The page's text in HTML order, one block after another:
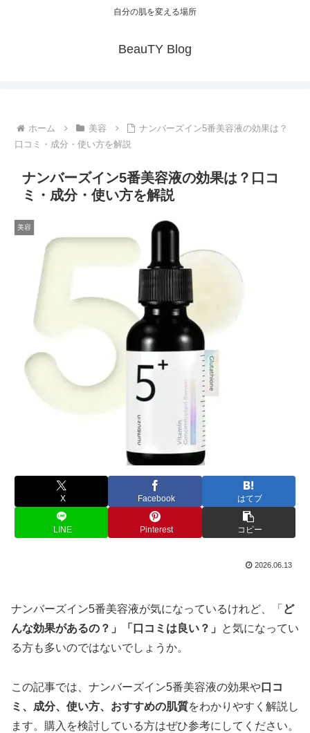
自分の肌を変える場所
BeauTY Blog
ホーム 美容
ナンバーズイン5番美容液の効果は？
口コミ・成分・使い方を解説
ナンバーズイン5番美容液の効果は？口コ
ミ・成分・使い方を解説
美容
X Facebook はてブ
LINE Pinterest コピー
2026.06.13
ナンバーズイン5番美容液が気になっているけれど、「 ど
んな効果があるの？」「口コミは良い？」
と気になってい
る方も多いのではないでしょうか。
この記事では、ナンバーズイン5番美容液の効果や口コ
ミ、成分、使い方、おすすめの肌質をわかりやすく解説し
ます。購入を検討している方はぜひ参考にしてください。